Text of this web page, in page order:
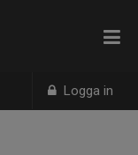
Logga in